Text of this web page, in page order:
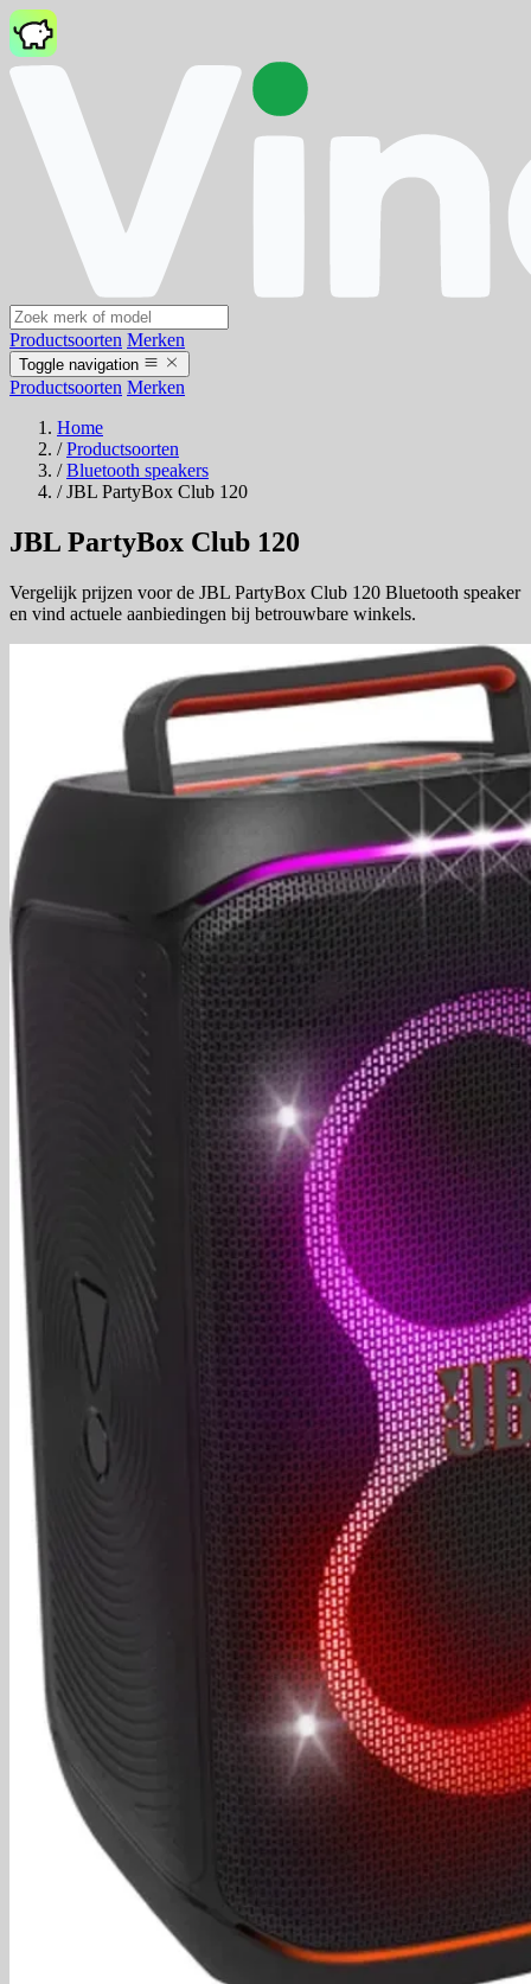
Productsoorten Merken
Toggle navigation
Productsoorten Merken
Home
/ Productsoorten
/ Bluetooth speakers
/ JBL PartyBox Club 120
JBL PartyBox Club 120
Vergelijk prijzen voor de JBL PartyBox Club 120 Bluetooth speaker
en vind actuele aanbiedingen bij betrouwbare winkels.